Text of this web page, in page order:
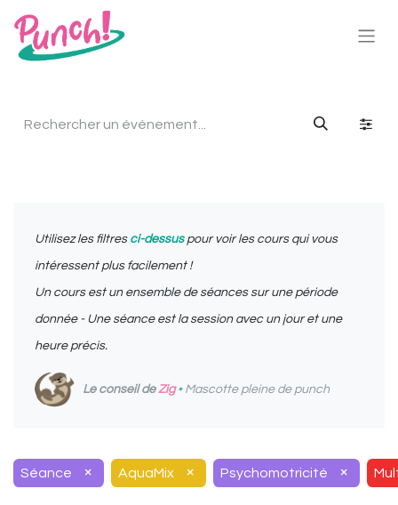
Utilisez les filtres ci-dessuspour voir les cours qui vous
intéressent plus facilement !
Un cours est un ensemble de séances sur une période
donnée - Une séance est la session avec un jour et une
heure précis.
Le conseil deZig •Mascotte pleine de punch
Séance × AquaMix × Psychomotricité ×